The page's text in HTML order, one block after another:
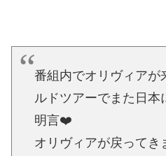
番組内でオリヴィアが
ルドツアーでまた日本
明言❤️
オリヴィアが戻ってき